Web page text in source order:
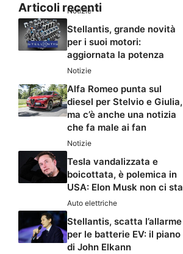
Articoli recenti
Notizie
Stellantis, grande novità
per i suoi motori:
aggiornata la potenza
Notizie
Alfa Romeo punta sul
diesel per Stelvio e Giulia,
ma c’è anche una notizia
che fa male ai fan
Notizie
Tesla vandalizzata e
boicottata, è polemica in
USA: Elon Musk non ci sta
Auto elettriche
Stellantis, scatta l’allarme
per le batterie EV: il piano
di John Elkann